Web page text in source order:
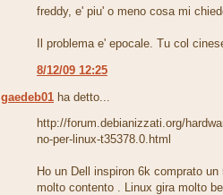
freddy, e' piu' o meno cosa mi
Il problema e' epocale. Tu col
8/12/09 12:25
gaedeb01 ha detto...
http://forum.debianizzati.org/
no-per-linux-t35378.0.html
Ho un Dell inspiron 6k comprato
molto contento . Linux gira molto